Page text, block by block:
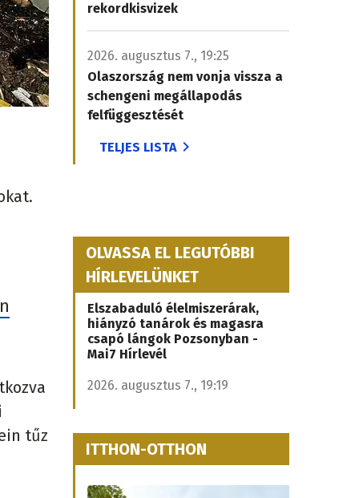
tűz
rekordkisvizek
2026. augusztus 7., 19:25
Olaszország nem vonja vissza a
schengeni megállapodás
felfüggesztését
TELJES LISTA
OLVASSA EL LEGUTÓBBI
HÍRLEVELÜNKET
Elszabaduló élelmiszerárak,
hiányzó tanárok és magasra
csapó lángok Pozsonyban -
Mai7 Hírlevél
2026. augusztus 7., 19:19
ITTHON-OTTHON